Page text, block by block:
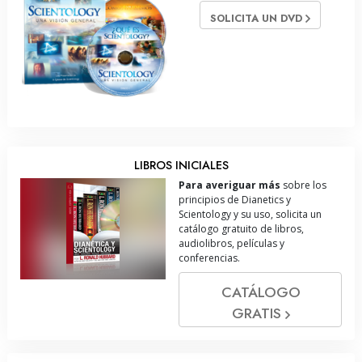
SOLICITA UN DVD
LIBROS INICIALES
Para averiguar más sobre los
principios de Dianetics y
Scientology y su uso, solicita un
catálogo gratuito de libros,
audiolibros, películas y
conferencias.
CATÁLOGO
GRATIS